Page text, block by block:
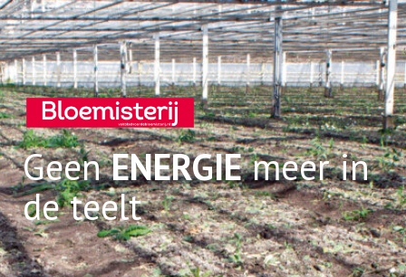
GeenENERGIEmeer in
de teelt